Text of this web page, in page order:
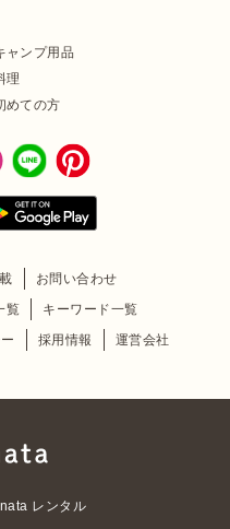
ャンプ用品
理
めての方
お問い合わせ
覧
キーワード一覧
採用情報 運営会社
レンタル